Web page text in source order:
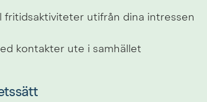
fritidsaktiviteter utifrån dina intressen
kontakter ute i samhället